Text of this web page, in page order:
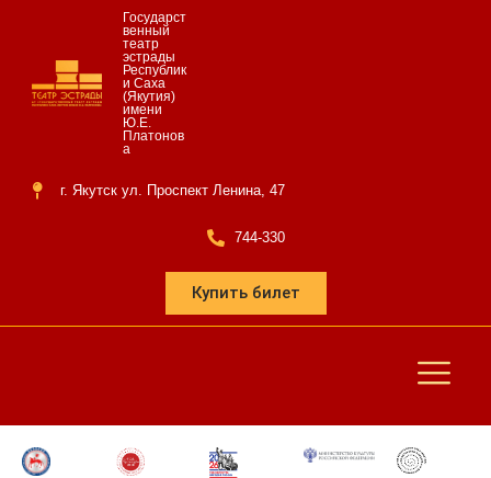
Государст
венный
театр
эстрады
Республик
и Саха
(Якутия)
имени
Ю.Е.
Платонов
а
г. Якутск ул. Проспект Ленина, 47
744-330
Купить билет